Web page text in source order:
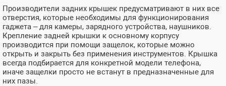
Производители задних крышек предусматривают в них все
отверстия, которые необходимы для функционирования
гаджета – для камеры, зарядного устройства, наушников.
Крепление задней крышки к основному корпусу
производится при помощи защелок, которые можно
открыть и закрыть без применения инструментов. Крышка
всегда подбирается для конкретной модели телефона,
иначе защелки просто не встанут в предназначенные для
них пазы.